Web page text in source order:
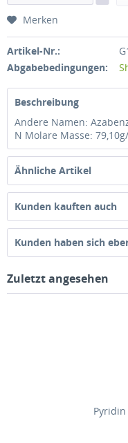
Merken
Artikel-Nr.:
Abgabebedingungen:
Beschreibung
Andere Namen:
N Molare Masse:
Ähnliche Artikel
Kunden kauften auch
Kunden haben sich
Zuletzt angesehen
Pyridin